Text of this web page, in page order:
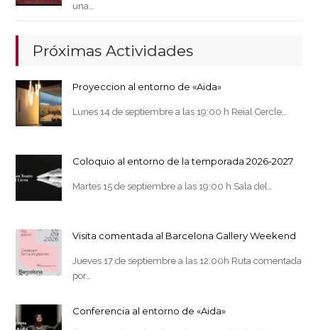
una…
Próximas Actividades
Proyeccion al entorno de «Aida»
Lunes 14 de septiembre a las 19:00 h Reial Cercle…
Coloquio al entorno de la temporada 2026-2027
Martes 15 de septiembre a las 19:00 h Sala del…
Visita comentada al Barcelona Gallery Weekend
Jueves 17 de septiembre a las 12:00h Ruta comentada
por…
Conferencia al entorno de «Aida»